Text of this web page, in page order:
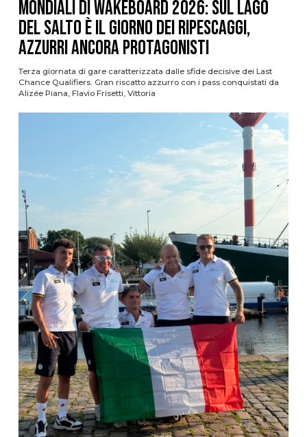
Mondiali di Wakeboard 2026: sul Lago
del Salto è il giorno dei ripescaggi,
azzurri ancora protagonisti
Terza giornata di gare caratterizzata dalle sfide decisive dei Last
Chance Qualifiers. Gran riscatto azzurro con i pass conquistati da
Alizée Piana, Flavio Frisetti, Vittoria